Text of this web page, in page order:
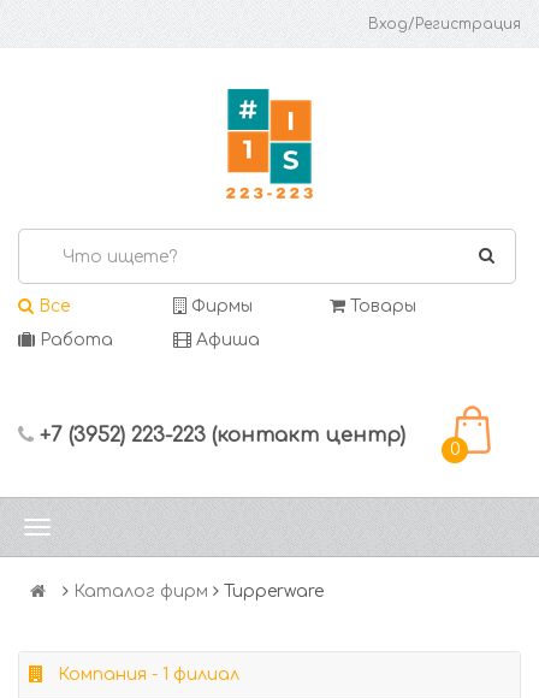
Вход/Регистрация
Все Фирмы
Товары
Работа
Афиша
+7 (3952) 223-223 (контакт центр)
0
Каталог фирм Tupperware
Компания - 1 филиал